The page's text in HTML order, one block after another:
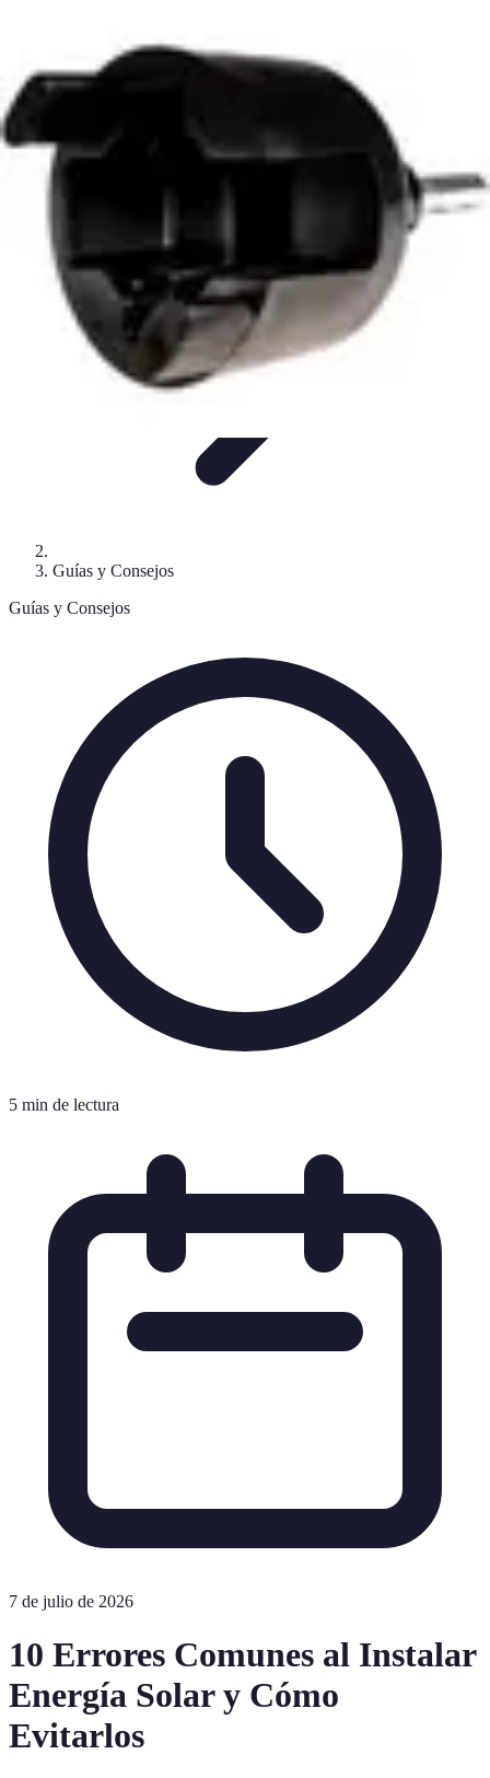
de Sistemas SolaresBeneficios y Ahorro
Guías y Consejos
Guías y Consejos
5 min de lectura
7 de julio de 2026
10 Errores Comunes al Instalar
Energía Solar y Cómo
Evitarlos